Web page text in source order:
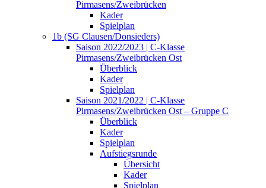
Pirmasens/Zweibrücken
Kader
Spielplan
1b (SG Clausen/Donsieders)
Saison 2022/2023 | C-Klasse
Pirmasens/Zweibrücken Ost
Überblick
Kader
Spielplan
Saison 2021/2022 | C-Klasse
Pirmasens/Zweibrücken Ost – Gruppe C
Überblick
Kader
Spielplan
Aufstiegsrunde
Übersicht
Kader
Spielplan